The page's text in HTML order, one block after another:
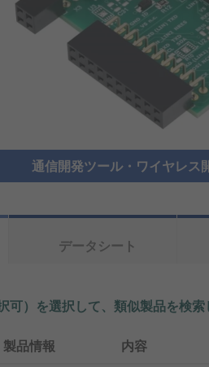
通信開発ツール・ワイヤレス
データシート
可）を選択して、類似製品を検索
製品情報 内容